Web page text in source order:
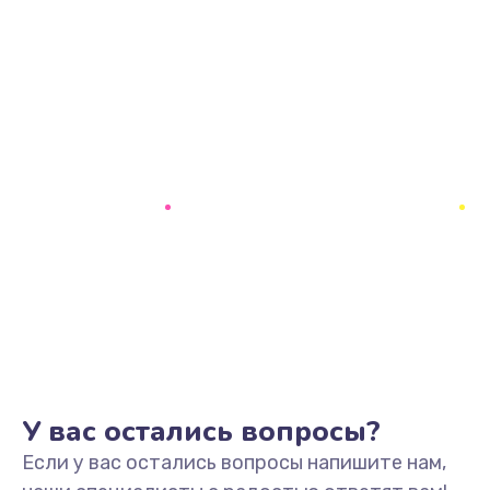
У вас остались вопросы?
Если у вас остались вопросы напишите нам,